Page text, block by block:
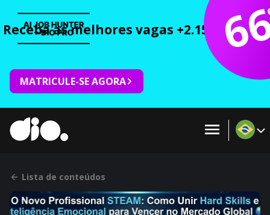
Receba as melhores vagas +2.150 cursos
MATRICULE-SE AGORA
Lista de conteúdos